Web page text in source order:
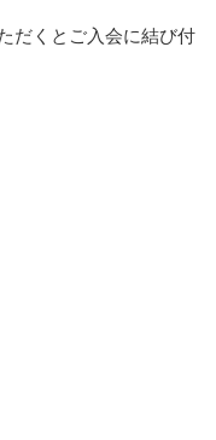
だくとご入会に結び付